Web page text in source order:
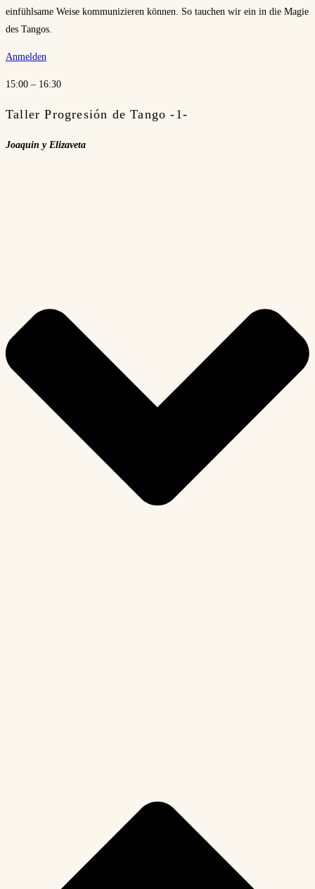
einfühlsame Weise kommunizieren können. So tauchen wir ein in die Magie
des Tangos.
Anmelden
15:00 – 16:30
Taller Progresión de Tango -1-
Joaquin y Elizaveta